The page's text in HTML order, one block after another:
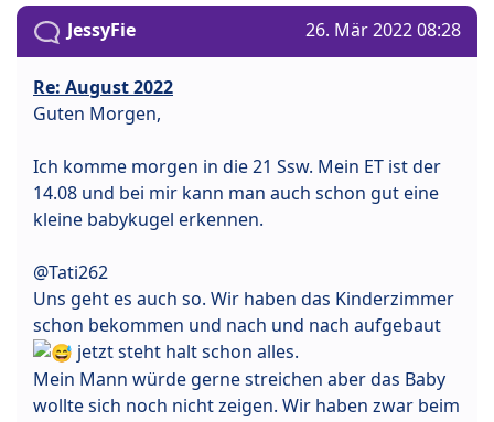
JessyFie 26. Mär 2022 08:28
Re: August 2022
Guten Morgen,
Ich komme morgen in die 21 Ssw. Mein ET ist der
14.08 und bei mir kann man auch schon gut eine
kleine babykugel erkennen.
@Tati262
Uns geht es auch so. Wir haben das Kinderzimmer
schon bekommen und nach und nach aufgebaut
jetzt steht halt schon alles.
Mein Mann würde gerne streichen aber das Baby
wollte sich noch nicht zeigen. Wir haben zwar beim